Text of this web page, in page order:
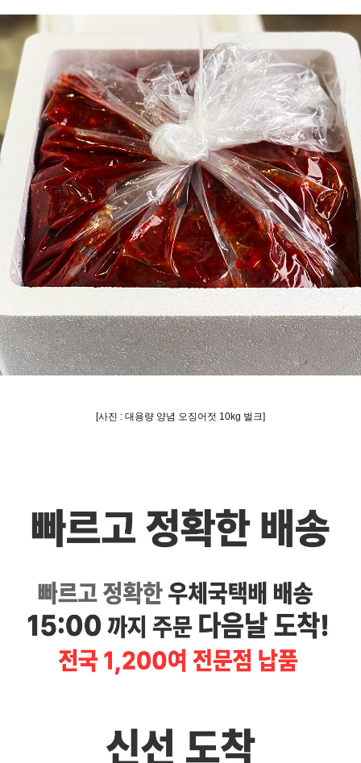
[사진 : 대용량 양념 오징어젓 10kg 벌크]